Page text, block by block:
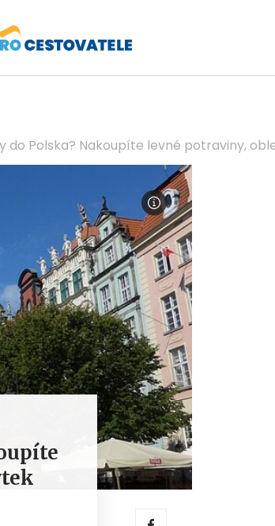
do Polska? Nakoupíte levné potraviny,